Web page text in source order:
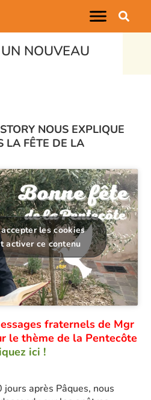
NOUVEAU
NOUS EXPLIQUE
LA FÊTE DE LA
les cookies
activer ce contenu
fraternels de Mgr
le thème de la Pentecôte
ici !
jours après Pâques, nous